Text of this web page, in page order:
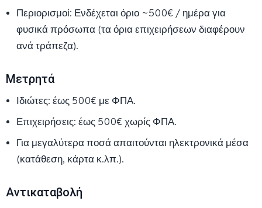
Περιορισμοί: Ενδέχεται όριο ~500€ / ημέρα για
φυσικά πρόσωπα (τα όρια επιχειρήσεων διαφέρουν
ανά τράπεζα).
Μετρητά
Ιδιώτες: έως 500€ με ΦΠΑ.
Επιχειρήσεις: έως 500€ χωρίς ΦΠΑ.
Για μεγαλύτερα ποσά απαιτούνται ηλεκτρονικά μέσα
(κατάθεση, κάρτα κ.λπ.).
Αντικαταβολή